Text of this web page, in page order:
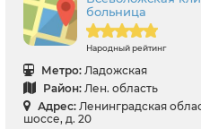
больница
Народный рейтинг
Метро: Ладожская
Район: Лен. область
Адрес: Ленинградская
шоссе, д. 20